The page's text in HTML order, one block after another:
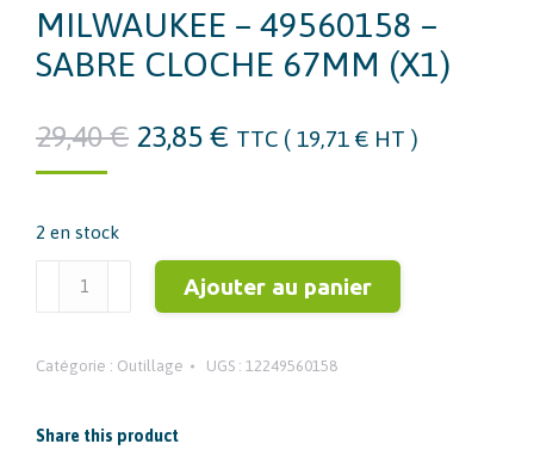
MILWAUKEE – 49560158 –
SABRE CLOCHE 67MM (X1)
29,40€ Le
29,40 €.
23,85 € Le
23,85 €.
TTC ( 19,71 € HT )
2 en stock
quantité
-
-
Ajouter au panier
Catégorie : Outillage UGS : 12249560158
Share this product